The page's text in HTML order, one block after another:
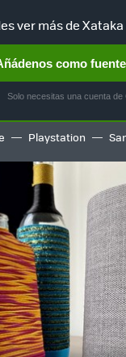
GAMING HOME
DE Playstation
ver más de Xataka
como
Solo necesitas una cuenta de